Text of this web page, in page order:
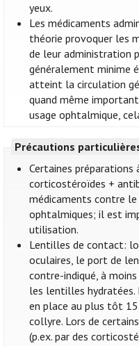
yeux.
Les médicaments
théorie provoquer les
de leur administration
généralement minime
atteint la circulation
quand même
usage ophtalmique,
Précautions
Certaines préparations
corticostéroïdes +
médicaments contre
ophtalmiques; il est
utilisation.
Lentilles de contact:
oculaires, le port de
contre-indiqué, à
les lentilles
en place au plus tôt
collyre. Lors de
(p.ex. par des